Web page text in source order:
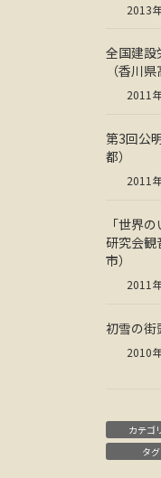
2013
全国建設
（香川県
2011
第3回公
都）
2011
「世界
研究会観
市）
2011
初雪の街
2010
カテゴ
タグ